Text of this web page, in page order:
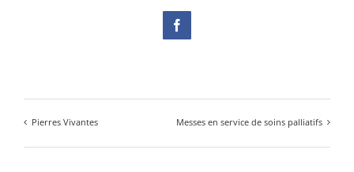
Facebook
Pierres Vivantes Messes en service de soins palliatifs